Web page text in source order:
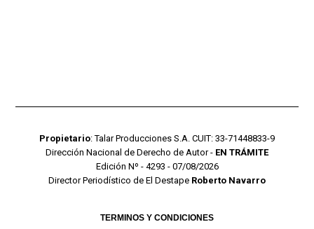
Propietario: Talar Producciones S.A. CUIT: 33-71448833-9
Dirección Nacional de Derecho de Autor - EN TRÁMITE
Edición Nº - 4293 - 07/08/2026
Director Periodístico de El Destape Roberto Navarro
TERMINOS Y CONDICIONES